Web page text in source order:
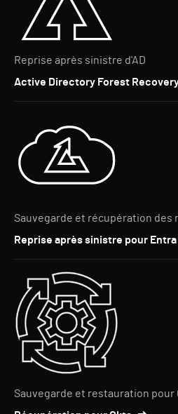
Reprise après sinistre d'AD
Active Directory Forest
Sauvegarde et récupération des
Reprise après sinistre pour
Sauvegarde et restauration pour